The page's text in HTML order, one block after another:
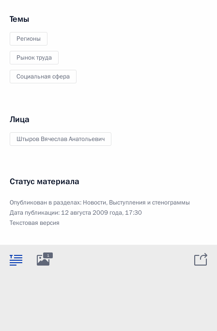
Темы
Регионы
Рынок труда
Социальная сфера
Лица
Штыров Вячеслав Анатольевич
Статус материала
Опубликован в разделах: Новости, Выступления и стенограммы
Дата публикации: 12 августа 2009 года, 17:30
Текстовая версия
1